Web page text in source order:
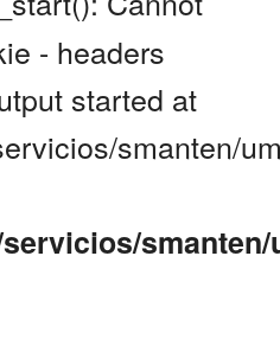
- headers
started at
smanten/